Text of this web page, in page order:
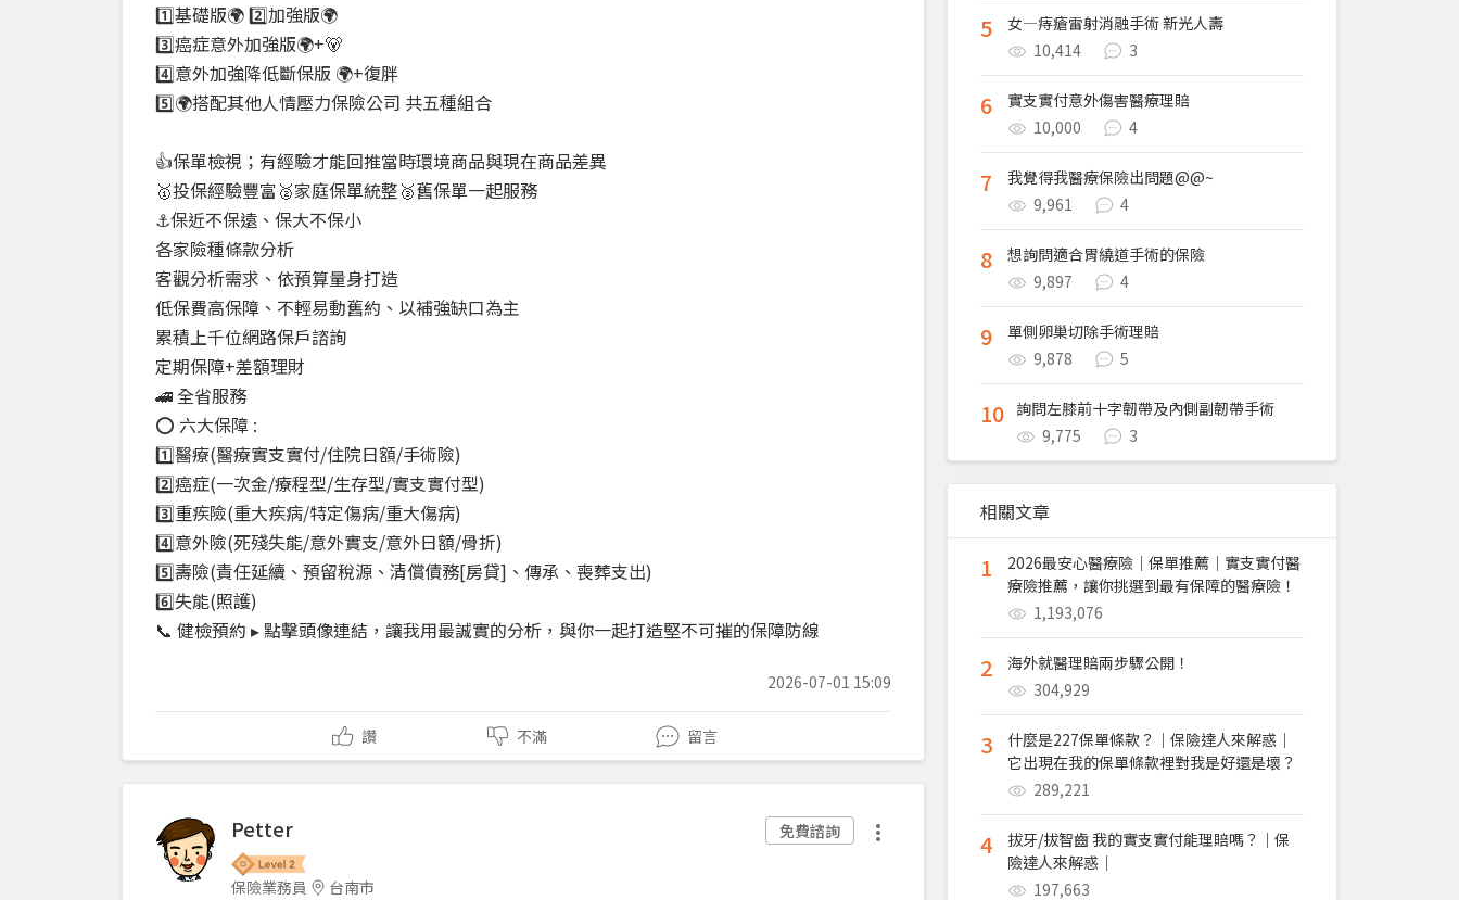
1️⃣基礎版🌍 2️⃣加強版🌍
3️⃣癌症意外加強版🌍+🐻
4️⃣意外加強降低斷保版 🌍+復胖
5️⃣🌍搭配其他人情壓力保險公司 共五種組合
👍保單檢視；有經驗才能回推當時環境商品與現在商品差異
🥇投保經驗豐富🥈家庭保單統整🥉舊保單一起服務
⚓保近不保遠、保大不保小
各家險種條款分析
客觀分析需求、依預算量身打造
低保費高保障、不輕易動舊約、以補強缺口為主
累積上千位網路保戶諮詢
定期保障+差額理財
🚄 全省服務
⭕ 六大保障 :
1️⃣醫療(醫療實支實付/住院日額/手術險)
2️⃣癌症(一次金/療程型/生存型/實支實付型)
3️⃣重疾險(重大疾病/特定傷病/重大傷病)
4️⃣意外險(死殘失能/意外實支/意外日額/骨折)
5️⃣壽險(責任延續、預留稅源、清償債務[房貸]、傳承、喪葬支出)
6️⃣失能(照護)
📞 健檢預約 ▸ 點擊頭像連結，讓我用最誠實的分析，與你一起打造堅不可摧的保障防線
2026-07-01 15:09
讚 不滿 留言
Petter
保險業務員
台南市
免費諮詢
5
女—痔瘡雷射消融手術 新光人壽
10,414
3
6
實支實付意外傷害醫療理賠
10,000
4
7
我覺得我醫療保險出問題@@~
9,961
4
8
想詢問適合胃繞道手術的保險
9,897
4
9
單側卵巢切除手術理賠
9,878
5
10 詢問左膝前十字韌帶及內側副韌帶手術
9,775
3
相關文章
1
2026最安心醫療險｜保單推薦｜實支實付醫
療險推薦，讓你挑選到最有保障的醫療險！
1,193,076
2
海外就醫理賠兩步驟公開！
304,929
3
什麼是227保單條款？｜保險達人來解惑｜
它出現在我的保單條款裡對我是好還是壞？
289,221
4
拔牙/拔智齒 我的實支實付能理賠嗎？｜保
險達人來解惑｜
197,663